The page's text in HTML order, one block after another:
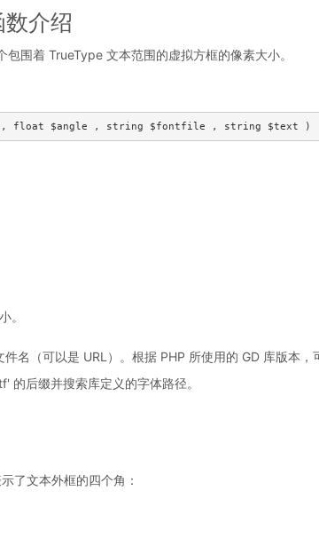
介绍
包围着 TrueType 文本范围的虚拟方框的像素大小。
, float $angle , string $fontfile , string $text )
。
名（可以是 URL）。根据 PHP 所使用的 GD 库版本
的后缀并搜索库定义的字体路径。
了文本外框的四个角：